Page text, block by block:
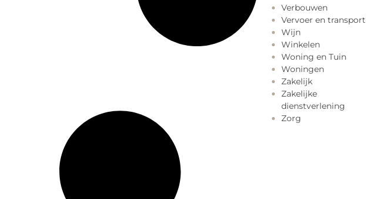
Verbouwen
Vervoer en transport
Wijn
Winkelen
Woning en Tuin
Woningen
Zakelijk
Zakelijke
dienstverlening
Zorg